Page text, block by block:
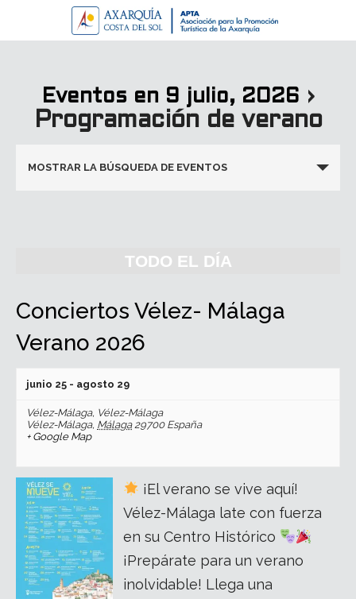
Eventos en 9 julio, 2026 ›
Programación de verano
Navegación
Eventos
MOSTRAR LA BÚSQUEDA DE EVENTOS
TODO EL DÍA
Conciertos Vélez- Málaga
Verano 2026
junio 25 - agosto 29
Vélez-Málaga, Vélez-Málaga
Vélez-Málaga, Málaga 29700 España
+ Google Map
¡El verano se vive aquí!
Vélez-Málaga late con fuerza
en su Centro Histórico
¡Prepárate para un verano
inolvidable! Llega una